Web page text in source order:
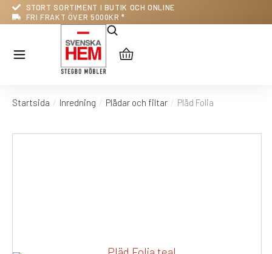
STORT SORTIMENT I BUTIK OCH ONLINE
FRI FRAKT ÖVER 5000KR *
Du är här:
Startsida Inredning Plädar och filtar Pläd Folia